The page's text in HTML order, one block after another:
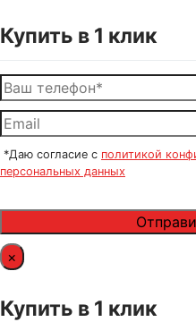
Купить в 1 клик
*Даю согласие с политикой
персональных данных
×
Купить в 1 клик